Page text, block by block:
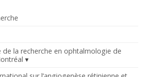
de la recherche en ophtalmologie de